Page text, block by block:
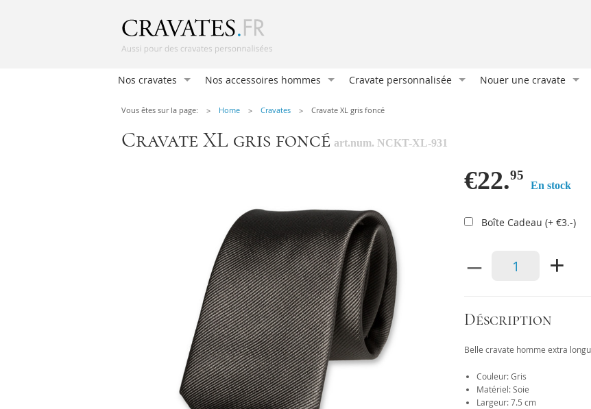
Nos cravates
Nos accessoires hommes
Nœuds papillon
Boutons de manchette
Bretelles
Chaussettes
Pinces à cravate
Mouchoirs homme
Cravate personnalisée
Cravates et foulards
Accessoires personnalisés
Nouer une cravate
Double nœud Windsor
Nœud Manhattan
Vous êtes sur la page: Home Cravates Cravate XL gris foncé
Cravate XL gris foncé art.num. NCKT-XL-931
€22.95
En stock
Boîte Cadeau (+ €3.-)
– +
Déscription
Belle cravate homme extra
Couleur: Gris
Matériel: Soie
Largeur: 7.5 cm